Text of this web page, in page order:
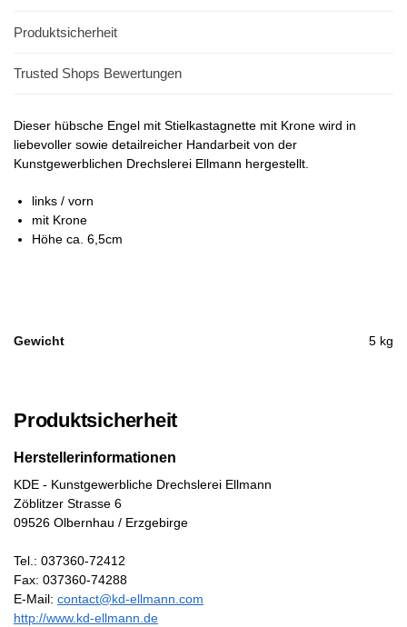
Produktsicherheit
Trusted Shops Bewertungen
Dieser hübsche Engel mit Stielkastagnette mit Krone wird in
liebevoller sowie detailreicher Handarbeit von der
Kunstgewerblichen Drechslerei Ellmann hergestellt.
links / vorn
mit Krone
Höhe ca. 6,5cm
Gewicht 5 kg
Produktsicherheit
Herstellerinformationen
KDE - Kunstgewerbliche Drechslerei Ellmann
Zöblitzer Strasse 6
09526 Olbernhau / Erzgebirge
Tel.: 037360-72412
Fax: 037360-74288
E-Mail: contact@kd-ellmann.com
http://www.kd-ellmann.de